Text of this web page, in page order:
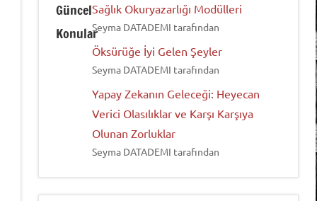
Güncel
Konular
Sağlık Okuryazarlığı Modülleri
Seyma DATADEMI tarafından
Öksürüğe İyi Gelen Şeyler
Seyma DATADEMI tarafından
Yapay Zekanın Geleceği: Heyecan
Verici Olasılıklar ve Karşı Karşıya
Olunan Zorluklar
Seyma DATADEMI tarafından